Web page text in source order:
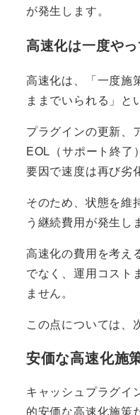
が発生します。
高速化は一度や
高速化は、「一度施
ままでいられる」と
プラグインの更新、
EOL（サポート終了
要因で速度は再び劣
そのため、状態を維
う継続費用が発生し
高速化の費用を考え
でなく、運用コスト
ません。
この点については、
安価な高速化施
キャッシュプラグイ
的安価な高速化施策